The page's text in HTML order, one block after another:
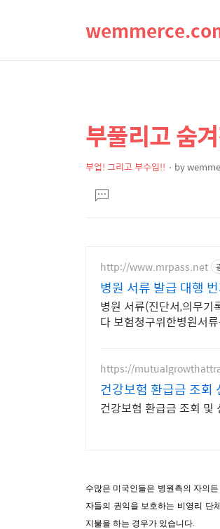
상
세
컨
텐
본
문
제
부풀리고 숨
부업! 그리고 부수입!! by
문댓
글
http://www.mrpass.net
병원 서류 발급 대행
병원 서류(진단서,의무기
다 보험청구위한병원서
https://
건강보험 환급금 조회
건강보험 환급금 조회 및
수많은 미국인들은 병원측의 자의
자들의 권익을 보호하는 비영리
지불을 하는 경우가 있습니다.